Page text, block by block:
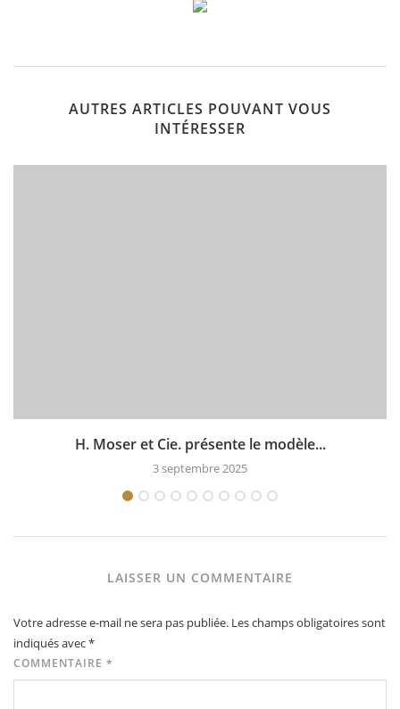
AUTRES ARTICLES POUVANT VOUS
INTÉRESSER
H. Moser et Cie. présente le modèle...
3 septembre 2025
LAISSER UN COMMENTAIRE
Votre adresse e-mail ne sera pas publiée. Les champs obligatoires sont
indiqués avec*
COMMENTAIRE *